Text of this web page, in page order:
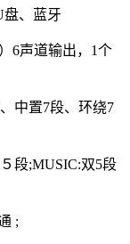
盘、蓝牙
6声道输出，1个
中置7段、环绕7
段;MUSIC:双5段
;